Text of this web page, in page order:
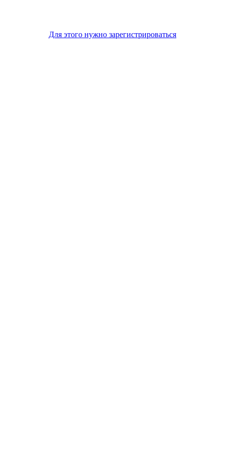
Для этого нужно зарегистрироваться